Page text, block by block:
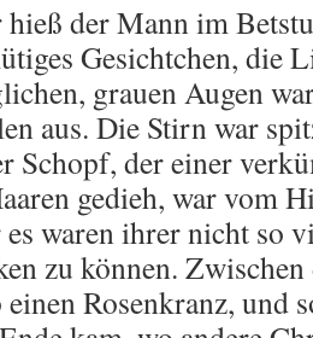
hieß der Mann im
Gesichtchen, die
grauen Augen
aus. Die Stirn war
Schopf, der einer
gedieh, war vom
es waren ihrer nicht so
zu können.
Rosenkranz, und